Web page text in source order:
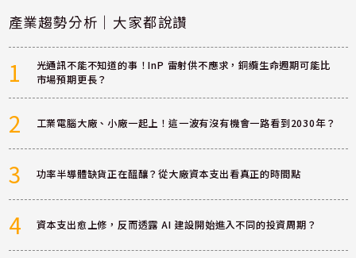
產業趨勢分析｜大家都說讚
1
光通訊不能不知道的事！InP 雷射供不應求，銅纜生命週期可能比
市場預期更長？
2 工業電腦大廠、小廠一起上！這一波有沒有機會一路看到2030年？
3 功率半導體缺貨正在醞釀？從大廠資本支出看真正的時間點
4 資本支出愈上修，反而透露 AI 建設開始進入不同的投資周期？